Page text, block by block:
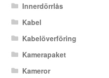
Innerdörrlås
Kabel
Kabelöverföring
Kamerapaket
Kameror